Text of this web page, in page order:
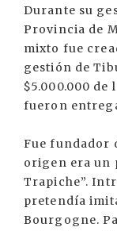
Durante su
Provincia de
mixto fue
gestión de
$5.000.000 de
fueron
Fue fundador
origen era un
Trapiche”.
pretendía
Bourgogne.